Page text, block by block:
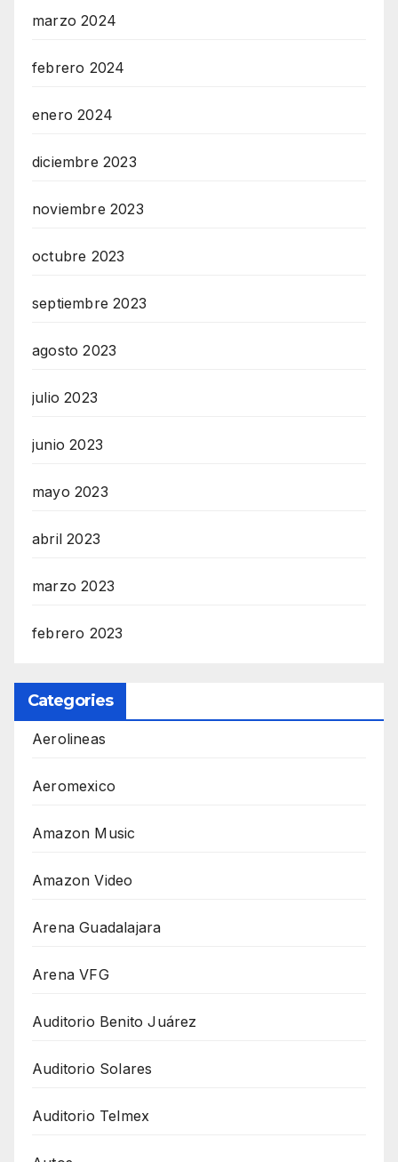
marzo 2024
febrero 2024
enero 2024
diciembre 2023
noviembre 2023
octubre 2023
septiembre 2023
agosto 2023
julio 2023
junio 2023
mayo 2023
abril 2023
marzo 2023
febrero 2023
Categories
Aerolineas
Aeromexico
Amazon Music
Amazon Video
Arena Guadalajara
Arena VFG
Auditorio Benito Juárez
Auditorio Solares
Auditorio Telmex